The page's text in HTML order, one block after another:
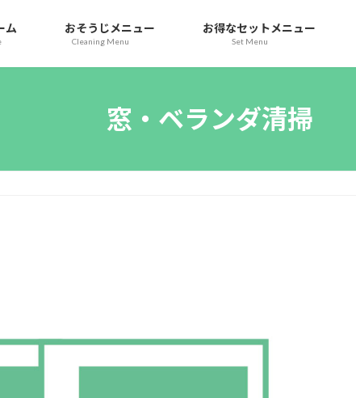
ム おそうじメニュー
Cleaning Menu
お得なセットメニュー
Set Menu
窓・ベランダ清掃